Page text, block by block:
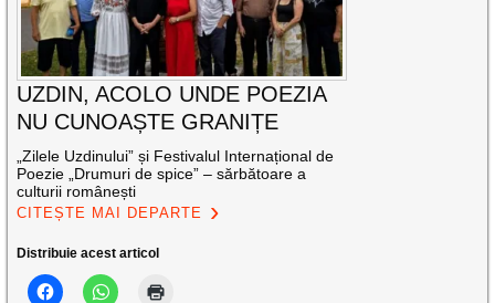
UZDIN, ACOLO UNDE POEZIA
NU CUNOAȘTE GRANIȚE
„Zilele Uzdinului” și Festivalul Internațional de
Poezie „Drumuri de spice” – sărbătoare a
culturii românești
CITEȘTE MAI DEPARTE
Distribuie acest articol